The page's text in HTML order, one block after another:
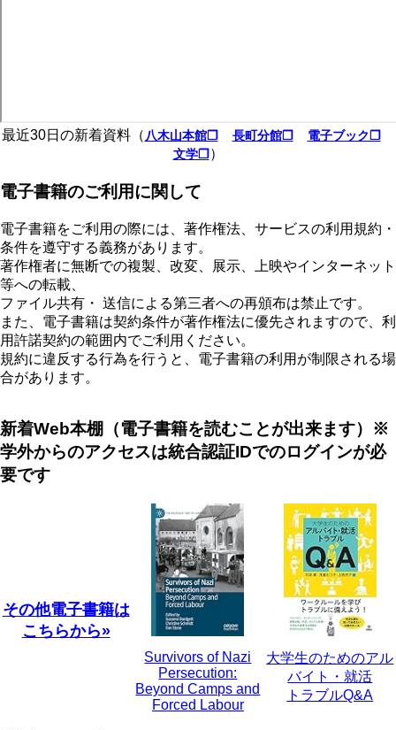
最近30日の新着資料（八木山本館❐ 長町分館❐
電子ブック❐
文学❐）
電子書籍のご利用に関して
電子書籍をご利用の際には、著作権法、サービスの利用規約・
条件を遵守する義務があります。
著作権者に無断での複製、改変、展示、上映やインターネット
等への転載、
ファイル共有・ 送信による第三者への再頒布は禁止です。
また、電子書籍は契約条件が著作権法に優先されますので、利
用許諾契約の範囲内でご利用ください。
規約に違反する行為を行うと、電子書籍の利用が制限される場
合があります。
新着Web本棚（電子書籍を読むことが出来ます）※
学外からのアクセスは統合認証IDでのログインが必
要です
その他電子書籍は
こちらから»
Survivors of Nazi
Persecution:
Beyond Camps and
Forced Labour
大学生のためのアル
バイト・就活
トラブルQ&A